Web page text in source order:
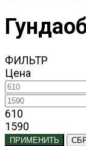
ФИЛЬТР
Цена
610
1590
ПРИМЕНИТЬ